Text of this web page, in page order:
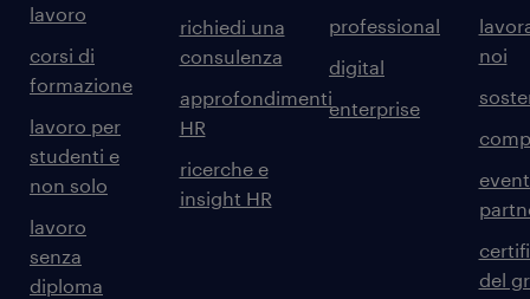
lavoro
corsi di
formazione
lavoro per
studenti e
non solo
lavoro
senza
diploma
richiedi una
consulenza
approfondimenti
HR
ricerche e
insight HR
professional
digital
enterprise
noi
del